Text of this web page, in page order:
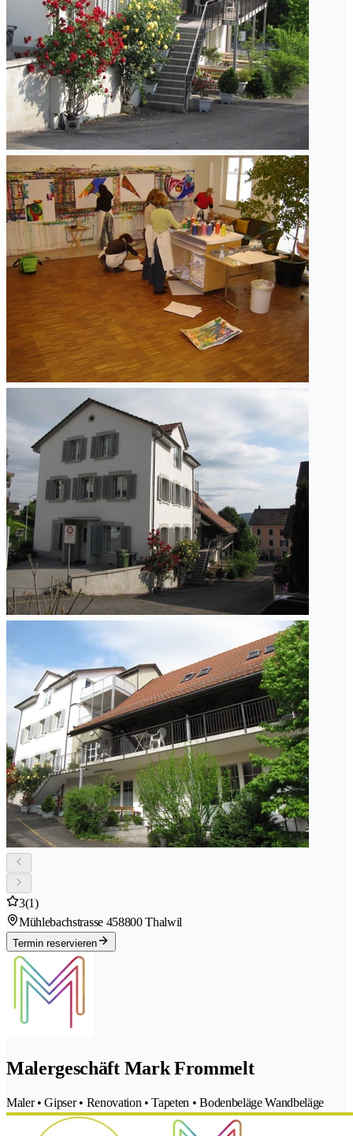
3(1)
Mühlebachstrasse 458800 Thalwil
Termin reservieren
Malergeschäft Mark Frommelt
Maler • Gipser • Renovation • Tapeten • Bodenbeläge Wandbeläge